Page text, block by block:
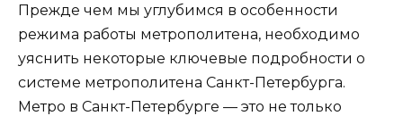
Прежде чем мы углубимся в особенности
режима работы метрополитена, необходимо
уяснить некоторые ключевые подробности о
системе метрополитена Санкт-Петербурга.
Метро в Санкт-Петербурге — это не только